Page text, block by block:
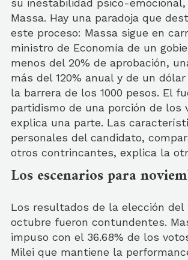
su inestabilidad psico-emocional,
Massa. Hay una paradoja que
este proceso: Massa sigue en
ministro de Economía de un
menos del 20% de aprobación,
más del 120% anual y de un
la barrera de los 1000 pesos. El
partidismo de una porción de los
explica una parte. Las
personales del candidato,
otros contrincantes, explica la
Los escenarios para
Los resultados de la elección del
octubre fueron contundentes.
impuso con el 36.68% de los
Milei que mantiene la